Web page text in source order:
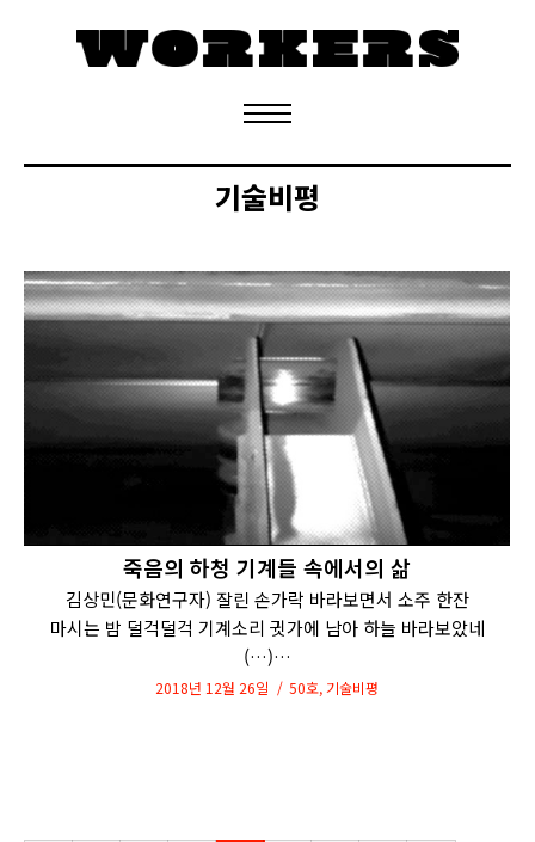
정기구독 신청
기술비평
죽음의 하청 기계들 속에서의 삶
김상민(문화연구자) 잘린 손가락 바라보면서 소주 한잔
마시는 밤 덜걱덜걱 기계소리 귓가에 남아 하늘 바라보았네
(…)…
2018년 12월 26일 50호,기술비평